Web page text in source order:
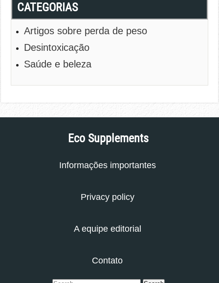
CATEGORIAS
Artigos sobre perda de peso
Desintoxicação
Saúde e beleza
Eco Supplements
Informações importantes
Privacy policy
A equipe editorial
Contato